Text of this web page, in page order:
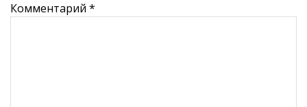
Комментарий *